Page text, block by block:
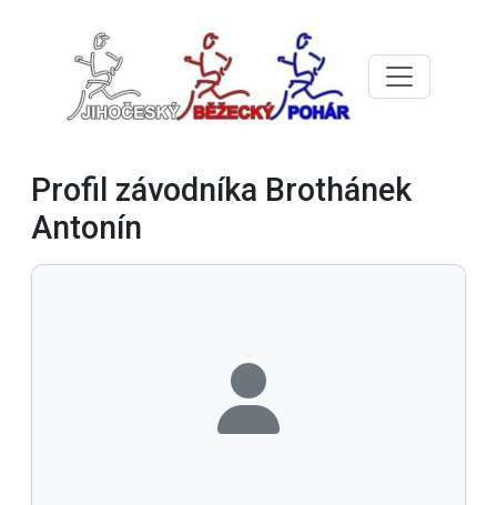
Profil závodníka Brothánek
Antonín